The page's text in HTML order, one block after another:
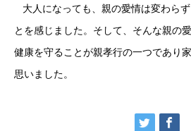
大人になっても、親の愛情は変わら
とを感じました。そして、そんな親の
健康を守ることが親孝行の一つであり
思いました。